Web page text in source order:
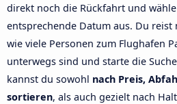
direkt noch die Rückfahrt und
entsprechende Datum aus. Du reist
wie viele Personen zum Flughafen
unterwegs sind und starte die
kannst du sowohl nach Preis,
sortieren, als auch gezielt nach